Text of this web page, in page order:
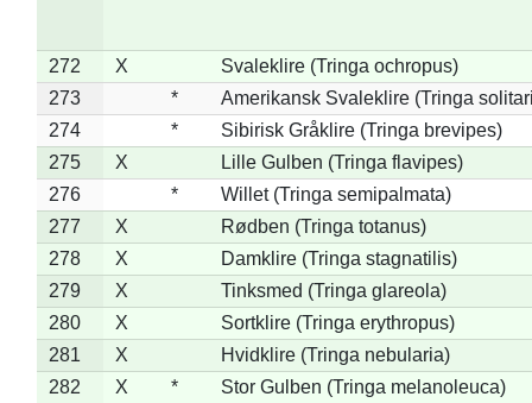
272 X
Svaleklire (Tringa ochropus)
273
*
Amerikansk Svaleklire (Tringa
274
*
Sibirisk Gråklire (Tringa brevipes)
275
X
Lille Gulben (Tringa flavipes)
276
*
Willet (Tringa semipalmata)
277
X
Rødben (Tringa totanus)
278
X
Damklire (Tringa stagnatilis)
279
X
Tinksmed (Tringa glareola)
280
X
Sortklire (Tringa erythropus)
281
X
Hvidklire (Tringa nebularia)
282
X *
Stor Gulben (Tringa melanoleuca)